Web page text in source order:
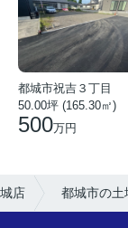
都城市祝吉３丁目
50.00坪 (165.30㎡)
500万円
店 都城市の